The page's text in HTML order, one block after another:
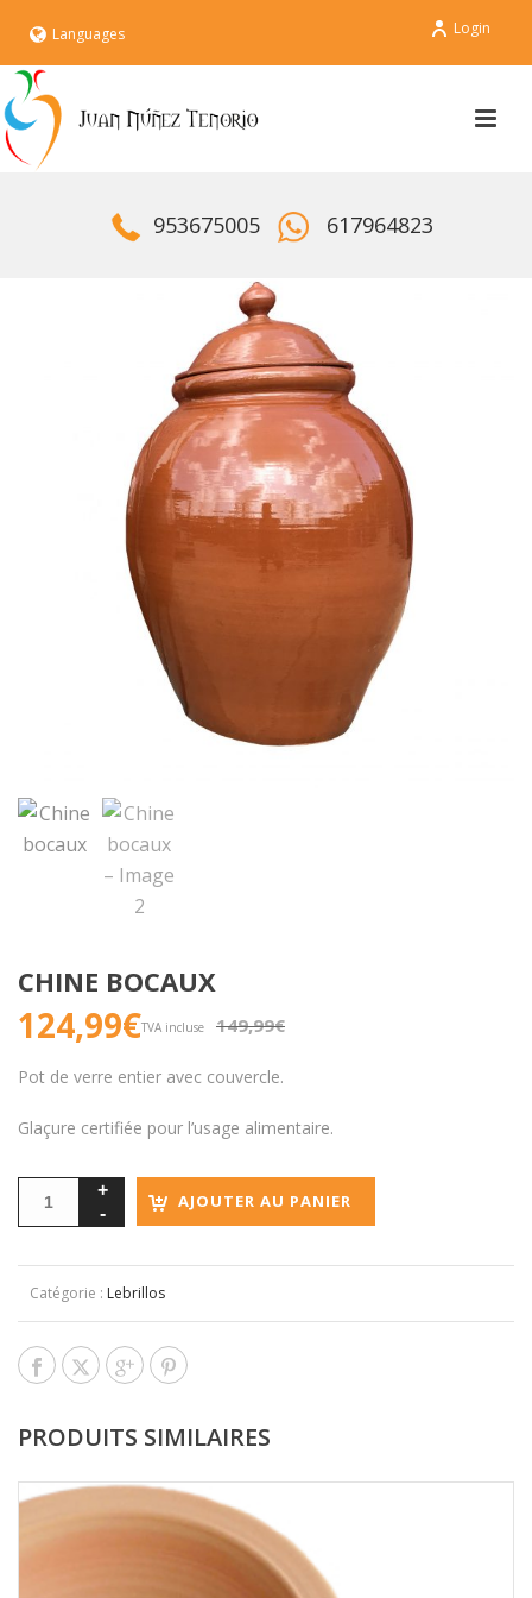
Languages Login
953675005 617964823
PROMO !
CHINE BOCAUX
149,99€
Le
initial
149,99€.
124,99€Le
actuel
124,99€.
TVA incluse
Pot de verre entier avec couvercle.
Glaçure certifiée pour l’usage alimentaire.
AJOUTER AU PANIER
Catégorie : Lebrillos
PRODUITS SIMILAIRES